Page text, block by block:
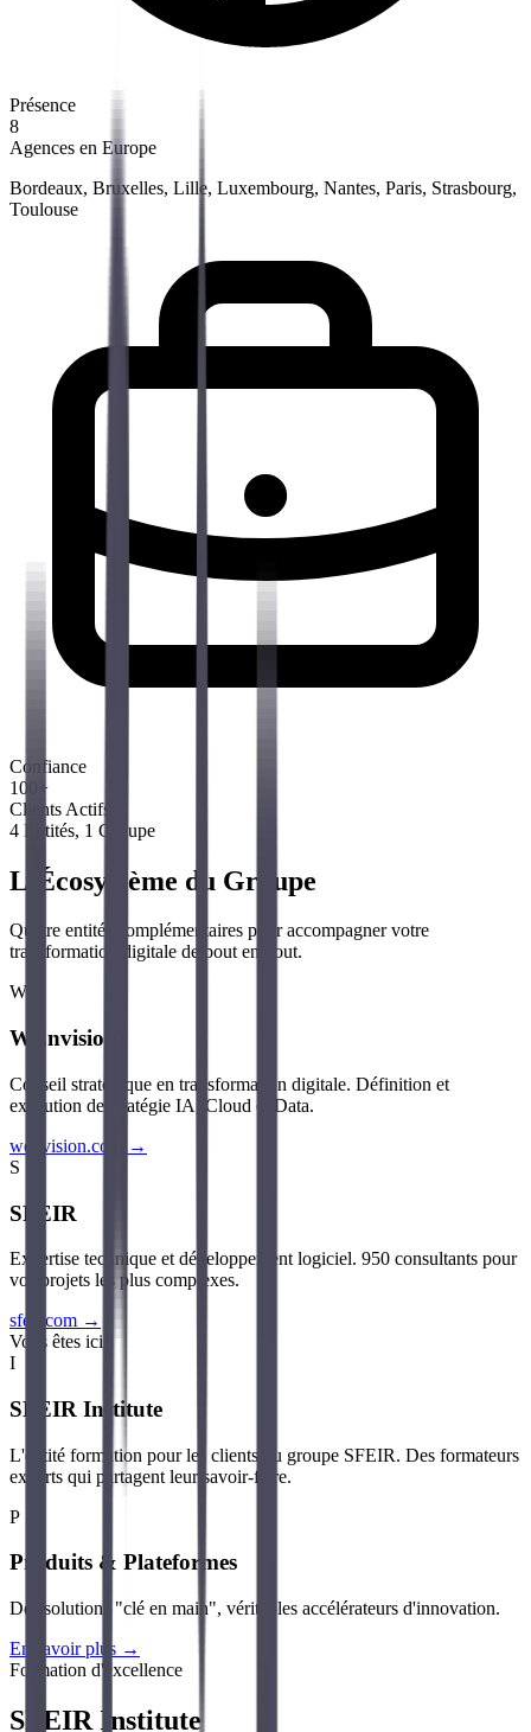
Présence
8
Agences en Europe
Bordeaux, Bruxelles, Lille, Luxembourg, Nantes, Paris, Strasbourg,
Toulouse
Confiance
100+
Clients Actifs
4 Entités, 1 Groupe
L'Écosystème du Groupe
Quatre entités complémentaires pour accompagner votre
transformation digitale de bout en bout.
W
WEnvision
Conseil stratégique en transformation digitale. Définition et
exécution de stratégie IA, Cloud et Data.
wenvision.com →
S
SFEIR
Expertise technique et développement logiciel. 950 consultants pour
vos projets les plus complexes.
sfeir.com →
Vous êtes ici
I
SFEIR Institute
L'entité formation pour les clients du groupe SFEIR. Des formateurs
experts qui partagent leur savoir-faire.
P
Produits & Plateformes
Des solutions "clé en main", véritables accélérateurs d'innovation.
En savoir plus →
Formation d'excellence
SFEIR Institute